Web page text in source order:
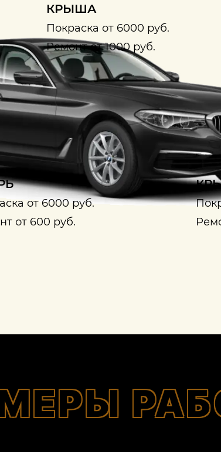
КРЫША
Покраска от 6000 руб.
Ремонт от 1000 руб.
от 6000 руб.
от 600 руб.